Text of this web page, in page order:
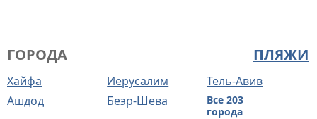
ПЛЯЖИ
ГОРОДА
Хайфа Иерусалим
Тель-Авив
Ашдод
Беэр-Шева
Все 203
города